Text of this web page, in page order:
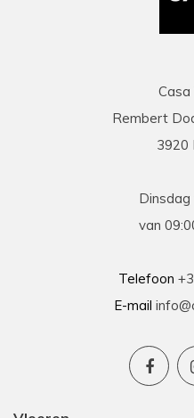
Prima geholpen bij
problemen tijdens
Casa
Rembert
3920
van
Telefoon
E-mail